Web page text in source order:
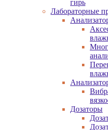
гирь
Лабораторные
Дозаторы